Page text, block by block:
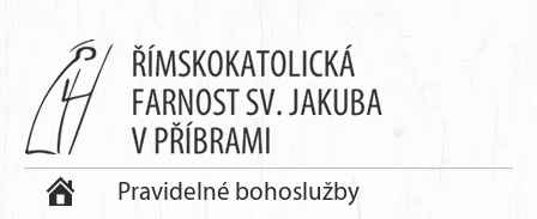
Pravidelné bohoslužby